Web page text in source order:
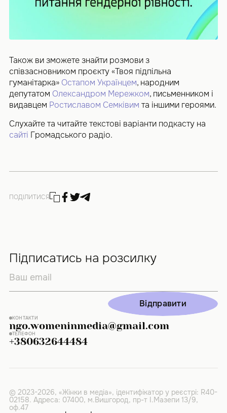
Також ви зможете знайти розмови з
співзасновником проєкту «Твоя підпільна
гуманітарка» Остапом Українцем, народним
депутатом Олександром Мережком, письменником і
видавцем Ростиславом Семківим та іншими героями.
Слухайте та читайте текстові варіанти подкасту на
сайті Громадського радіо.
ПОДІЛИТИСЯ
Підписатись на розсилку
Відправити
Відправити
КОНТАКТИ
ngo.womeninmedia@gmail.com
ТЕЛЕФОН
+380632644484
© 2023-2026, «Жінки в медіа», ідентифікатор у реєстрі: R40-
02158. Адреса: 07400, м.Вишгород, пр-т І.Мазепи 13/9,
оф.47